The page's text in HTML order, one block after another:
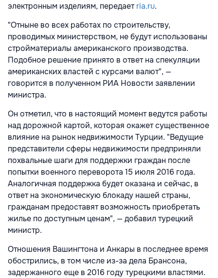
электронным изделиям, передаетria.ru.
"Отныне во всех работах по строительству,
проводимых министерством, не будут использованы
стройматериалы американского производства.
Подобное решение принято в ответ на спекуляции
американских властей с курсами валют", —
говорится в полученном РИА Новости заявлении
министра.
Он отметил, что в настоящий момент ведутся работы
над дорожной картой, которая окажет существенное
влияние на рынок недвижимости Турции. "Ведущие
представители сферы недвижимости предприняли
похвальные шаги для поддержки граждан после
попытки военного переворота 15 июля 2016 года.
Аналогичная поддержка будет оказана и сейчас, в
ответ на экономическую блокаду нашей страны,
гражданам предоставят возможность приобретать
жилье по доступным ценам", — добавил турецкий
министр.
Отношения Вашингтона и Анкары в последнее время
обострились, в том числе из-за дела Брансона,
задержанного еще в 2016 году турецкими властями.